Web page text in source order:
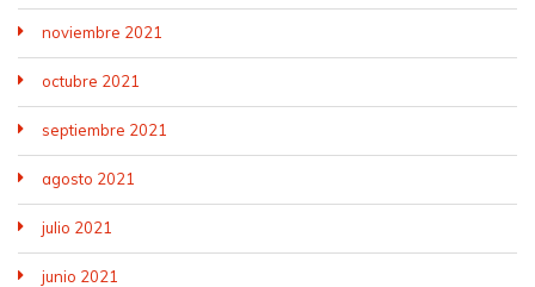
noviembre 2021
octubre 2021
septiembre 2021
agosto 2021
julio 2021
junio 2021